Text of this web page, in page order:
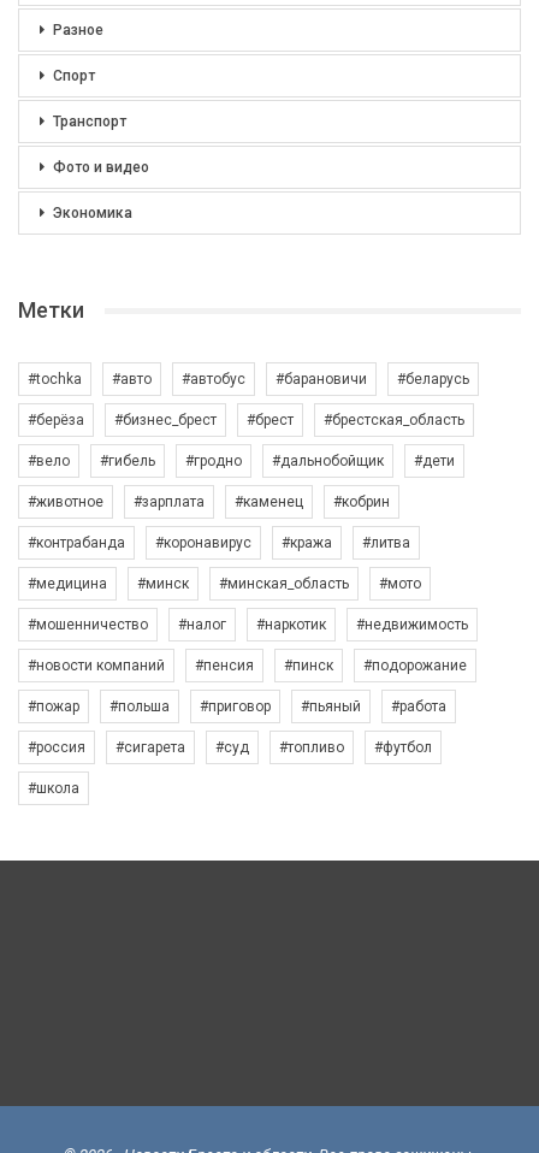
Разное
Спорт
Транспорт
Фото и видео
Экономика
Метки
#tochka #авто #автобус #барановичи #беларусь
#берёза #бизнес_брест #брест #брестская_область
#вело #гибель #гродно #дальнобойщик #дети
#животное #зарплата #каменец #кобрин
#контрабанда #коронавирус #кража #литва
#медицина #минск #минская_область #мото
#мошенничество #налог #наркотик #недвижимость
#новости компаний #пенсия #пинск #подорожание
#пожар #польша #приговор #пьяный #работа
#россия #сигарета #суд #топливо #футбол
#школа